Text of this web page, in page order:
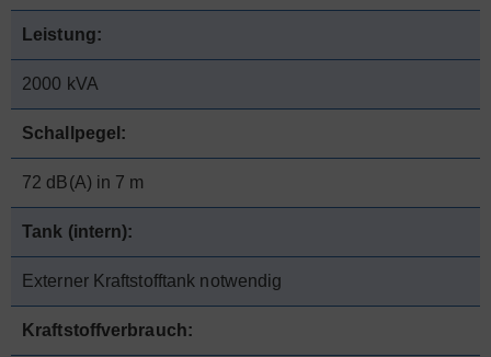
Leistung:
2000 kVA
Schallpegel:
72 dB(A) in 7 m
Tank (intern):
Externer Kraftstofftank notwendig
Kraftstoffverbrauch: